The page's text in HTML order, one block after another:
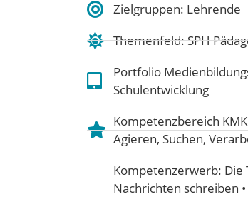
Zielgruppen: Lehrende
Themenfeld:SPH
Portfolio
Schulentwicklung
Kompetenzbereich
Agieren, Suchen,
Kompetenzerwerb: Die
Nachrichten schreiben